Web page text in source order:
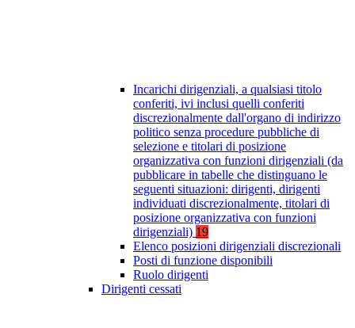
Incarichi dirigenziali, a qualsiasi titolo
conferiti, ivi inclusi quelli conferiti
discrezionalmente dall'organo di indirizzo
politico senza procedure pubbliche di
selezione e titolari di posizione
organizzativa con funzioni dirigenziali (da
pubblicare in tabelle che distinguano le
seguenti situazioni: dirigenti, dirigenti
individuati discrezionalmente, titolari di
posizione organizzativa con funzioni
dirigenziali) 19
Elenco posizioni dirigenziali discrezionali
Posti di funzione disponibili
Ruolo dirigenti
Dirigenti cessati